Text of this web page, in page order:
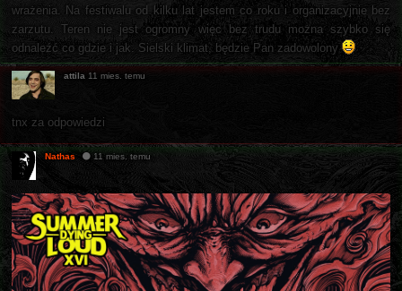
wrażenia. Na festiwalu od kilku lat jestem co roku i organizacyjnie bez
zarzutu. Teren nie jest ogromny więc bez trudu można szybko się
odnaleźć co gdzie i jak. Sielski klimat, będzie Pan zadowolony
attila 11 mies. temu
tnx za odpowiedzi
Nathas 11 mies. temu